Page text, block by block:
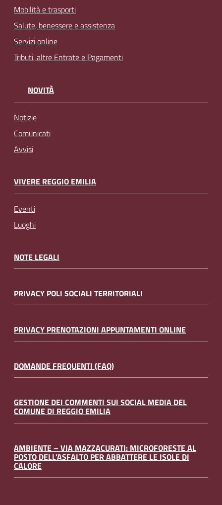
Mobilità e trasporti
Salute, benessere e assistenza
Servizi online
Tributi, altre Entrate e Pagamenti
NOVITÀ
Notizie
Comunicati
Avvisi
VIVERE REGGIO EMILIA
Eventi
Luoghi
NOTE LEGALI
PRIVACY POLI SOCIALI TERRITORIALI
PRIVACY PRENOTAZIONI APPUNTAMENTI ONLINE
DOMANDE FREQUENTI (FAQ)
GESTIONE DEI COMMENTI SUI SOCIAL MEDIA DEL
COMUNE DI REGGIO EMILIA
AMBIENTE – VIA MAZZACURATI: MICROFORESTE AL
POSTO DELL’ASFALTO PER ABBATTERE LE ISOLE DI
CALORE